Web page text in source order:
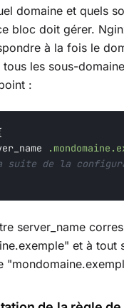
domaine et quels
bloc doit gérer.
à la fois le
les sous-
:
suite de la
server_name
et à tout